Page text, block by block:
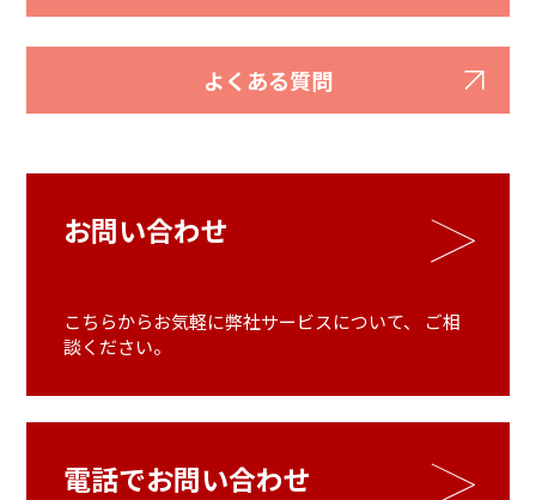
よくある質問
お問い合わせ
こちらからお気軽に弊社サービスについて、
ご相
談ください。
電話でお問い合わせ